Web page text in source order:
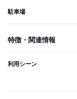
駐車場
特徴・関連情報
利用シーン